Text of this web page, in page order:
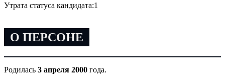
Утрата статуса кандидата:1
О ПЕРСОНЕ
Родилась 3 апреля 2000 года.